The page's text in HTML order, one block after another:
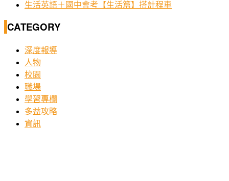
生活英語＋國中會考【生活篇】搭計程車
CATEGORY
深度報導
人物
校園
職場
學習專欄
多益攻略
資訊